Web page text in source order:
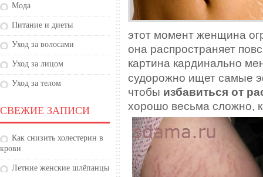
Мода
Питание и диеты
Уход за волосами
Уход за лицом
Уход за телом
СВЕЖИЕ ЗАПИСИ
Как снизить холестерин в
крови
Летние женские шлёпанцы
этот момент женщина
она распространяет
картина кардинально
судорожно ищет самые
чтобы избавиться от
хорошо весьма сложно,